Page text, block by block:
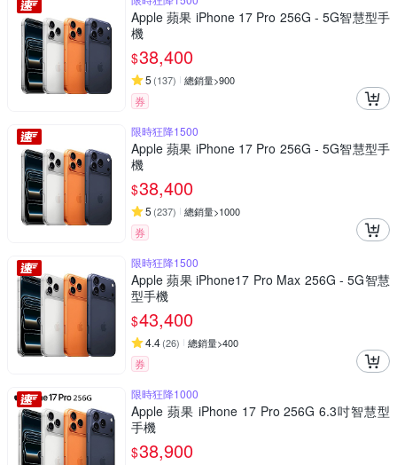
Apple 蘋果 iPhone 17 Pro 256G - 5G智慧型手
機
$38,400
5 (137) 總銷量>900
券
限時狂降1500
Apple 蘋果 iPhone 17 Pro 256G - 5G智慧型手
機
$38,400
5 (237) 總銷量>1000
券
限時狂降1500
Apple 蘋果 iPhone17 Pro Max 256G - 5G智慧
型手機
$43,400
4.4(26) 總銷量>400
券
限時狂降1000
Apple 蘋果 iPhone 17 Pro 256G 6.3吋智慧型
手機
$38,900